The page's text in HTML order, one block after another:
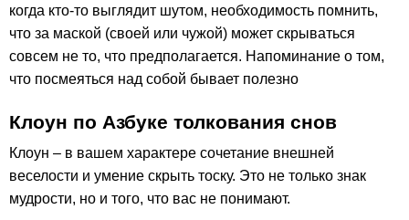
когда кто-то выглядит шутом, необходимость помнить,
что за маской (своей или чужой) может скрываться
совсем не то, что предполагается. Напоминание о том,
что посмеяться над собой бывает полезно
Клоун по Азбуке толкования снов
Клоун – в вашем характере сочетание внешней
веселости и умение скрыть тоску. Это не только знак
мудрости, но и того, что вас не понимают.